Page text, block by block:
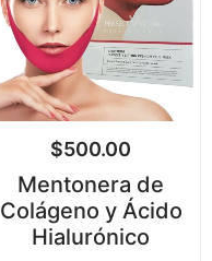
$500.00
Mentonera de
Colágeno y Ácido
Hialurónico